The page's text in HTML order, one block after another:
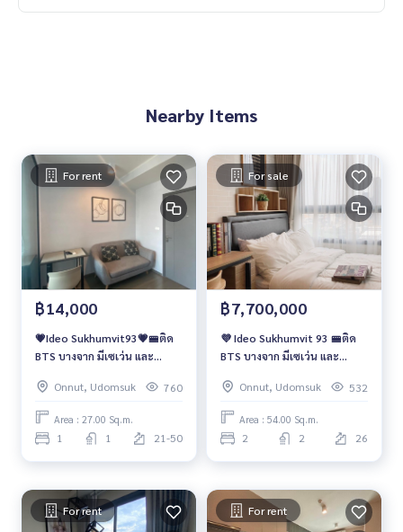
- Tesco Lotus อ่อนนุช : 850 ม.
- Big C เอกมัย : 4.1 กม.
- Gateway เอกมัย : 4.8 กม.
Line : @therealproperty
https://lin.ee/SgMus7j
Wechat : TheRealP
WhatsApp :+66 82 269 6289
โทร092-628-9945ใบมิ้นท์
Call082-269-6289
#IdeoSukhumvit93 #Ideo #AnandaDevelopment #ไอดีโอสุ
โดให้เช่าราคาถูก #คอนโดใกล้รถไฟฟ้า #คอนโดใกล้bts
Nearby Items
For rent
฿14,000
💗Ideo Sukhumvit93💗🚝ติด
BTS บางจาก มีเซเว่น และ
Onnut, Udomsuk
760
Area : 27.00 Sq.m.
1 1 21-50
For sale
฿7,700,000
💜 Ideo Sukhumvit 93 🚝ติด
BTS บางจาก มีเซเว่น และ
Onnut, Udomsuk
532
Area : 54.00 Sq.m.
2 2 26
For rent For rent